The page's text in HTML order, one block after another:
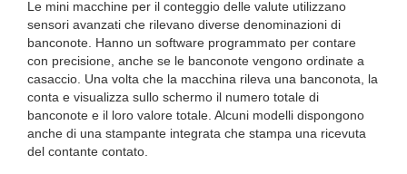
Le mini macchine per il conteggio delle valute utilizzano
sensori avanzati che rilevano diverse denominazioni di
banconote. Hanno un software programmato per contare
con precisione, anche se le banconote vengono ordinate a
casaccio. Una volta che la macchina rileva una banconota, la
conta e visualizza sullo schermo il numero totale di
banconote e il loro valore totale. Alcuni modelli dispongono
anche di una stampante integrata che stampa una ricevuta
del contante contato.